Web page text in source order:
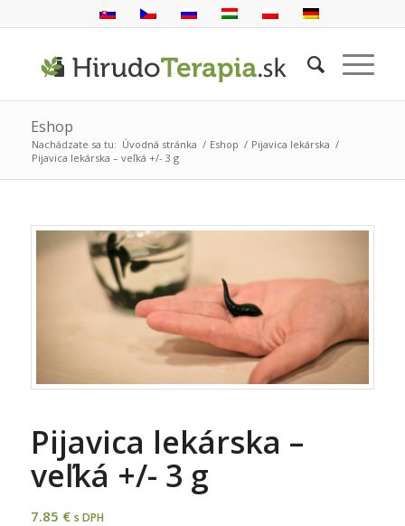
Eshop
Nachádzate sa tu: Úvodná stránka / Eshop / Pijavica lekárska /
Pijavica lekárska – veľká +/- 3 g
Pijavica lekárska –
veľká +/- 3 g
7.85 € s DPH